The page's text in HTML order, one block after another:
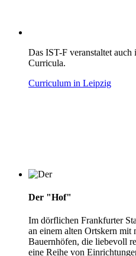
Das IST-F veranstaltet
Curricula.
Curriculum in Leipzig
Der "Hof"
Im dörflichen Frankfurter
an einem alten Ortskern mit
Bauernhöfen, die liebevoll
eine Reihe von